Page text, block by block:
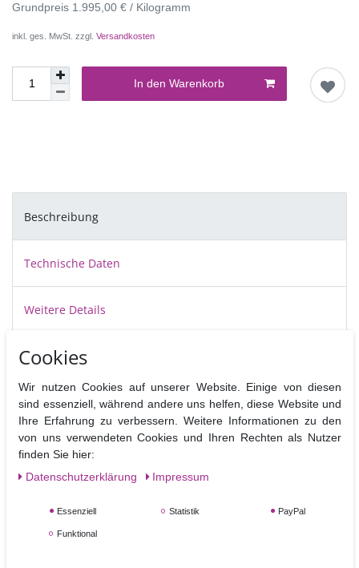
Grundpreis 1.995,00 € / Kilogramm
inkl. ges. MwSt. zzgl. Versandkosten
In den Warenkorb
Beschreibung
Technische Daten
Weitere Details
Mit Glanz-Puderfarben von Sugarflair verschaffen Sie Ihrer Perlen,
und Cupcakes einen wahrhaft glänzenden Auftritt.
Puderfarben sind nicht zum Einfärben von Fondant oder Blütenpaste
geeignet, da sich die Farbpigmente nicht optimal auflösen würden.
Inhalt : 2 g
Zutaten: E555 Kaliumaluminiumsilikat,Farbstoffe:
beeinflussen
Cookies
Wir nutzen Cookies auf unserer Website. Einige von diesen
sind essenziell, während andere uns helfen, diese Website und
Ihre Erfahrung zu verbessern. Weitere Informationen zu den
von uns verwendeten Cookies und Ihren Rechten als Nutzer
finden Sie hier:
Daten­schutz­erklärung
Impressum
Essenziell Statistik PayPal
Funktional